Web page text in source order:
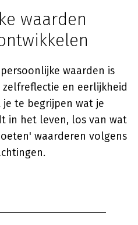
waarden
waarden is
en eerlijkheid
te begrijpen wat je
in het leven, los van wat
waarderen volgens